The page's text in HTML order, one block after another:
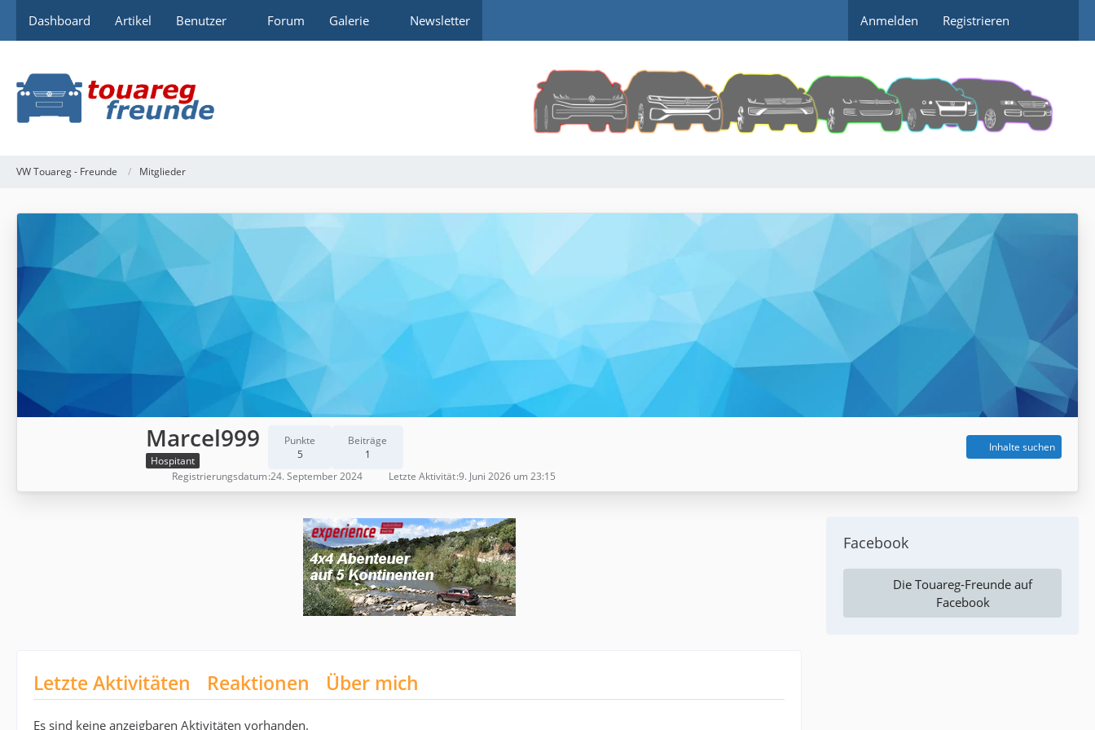
Dashboard Artikel Benutzer Forum Galerie Newsletter Anmelden Registrieren
VW Touareg - Freunde Mitglieder
Marcel999
Hospitant
Punkte
5
Beiträge
1
Inhalte suchen
Registrierungsdatum 24. September 2024 Letzte Aktivität 9. Juni 2026 um 23:15
Letzte Aktivitäten Reaktionen Über mich
Es sind keine anzeigbaren Aktivitäten vorhanden.
Facebook
Die Touareg-Freunde auf
Facebook